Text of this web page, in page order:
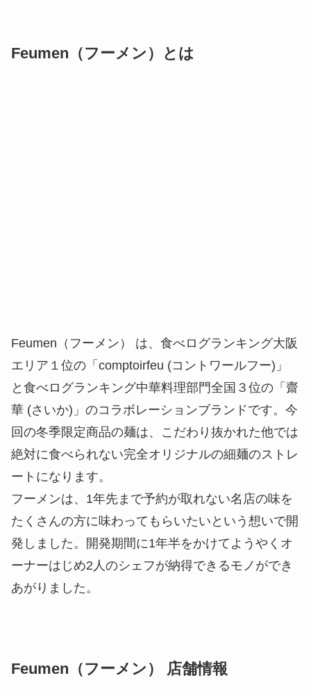
Feumen（フーメン）​とは
Feumen（フーメン） は、食べログランキング大阪
エリア１位の「comptoirfeu (コントワールフー)」
と食べログランキング中華料理部門全国３位の「齋
華 (さいか)」のコラボレーションブランドです。今
回の冬季限定商品の麺は、こだわり抜かれた他では
絶対に食べられない完全オリジナルの細麺のストレ
ートになります。
フーメンは、1年先まで予約が取れない名店の味を
たくさんの方に味わってもらいたいという想いで開
発しました。開発期間に1年半をかけてようやくオ
ーナーはじめ2人のシェフが納得できるモノができ
あがりました。
Feumen（フーメン） 店舗情報